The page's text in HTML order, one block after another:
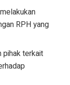
RPH yang
pihak terkait